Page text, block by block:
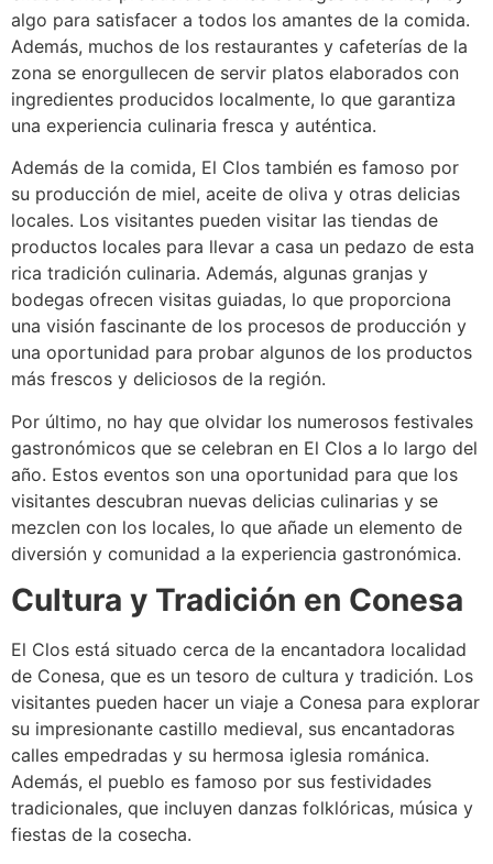
algo para satisfacer a todos los amantes de la comida.
Además, muchos de los restaurantes y cafeterías de la
zona se enorgullecen de servir platos elaborados con
ingredientes producidos localmente, lo que garantiza
una experiencia culinaria fresca y auténtica.
Además de la comida, El Clos también es famoso por
su producción de miel, aceite de oliva y otras delicias
locales. Los visitantes pueden visitar las tiendas de
productos locales para llevar a casa un pedazo de esta
rica tradición culinaria. Además, algunas granjas y
bodegas ofrecen visitas guiadas, lo que proporciona
una visión fascinante de los procesos de producción y
una oportunidad para probar algunos de los productos
más frescos y deliciosos de la región.
Por último, no hay que olvidar los numerosos festivales
gastronómicos que se celebran en El Clos a lo largo del
año. Estos eventos son una oportunidad para que los
visitantes descubran nuevas delicias culinarias y se
mezclen con los locales, lo que añade un elemento de
diversión y comunidad a la experiencia gastronómica.
Cultura y Tradición en Conesa
El Clos está situado cerca de la encantadora localidad
de Conesa, que es un tesoro de cultura y tradición. Los
visitantes pueden hacer un viaje a Conesa para explorar
su impresionante castillo medieval, sus encantadoras
calles empedradas y su hermosa iglesia románica.
Además, el pueblo es famoso por sus festividades
tradicionales, que incluyen danzas folklóricas, música y
fiestas de la cosecha.